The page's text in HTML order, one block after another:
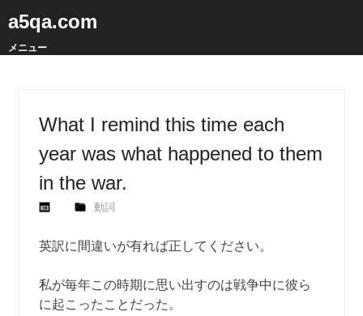
a5qa.com
メニュー
What I remind this time each
year was what happened to them
in the war.
動詞
英訳に間違いが有れば正してください。
私が毎年この時期に思い出すのは戦争中に彼ら
に起こったことだった。